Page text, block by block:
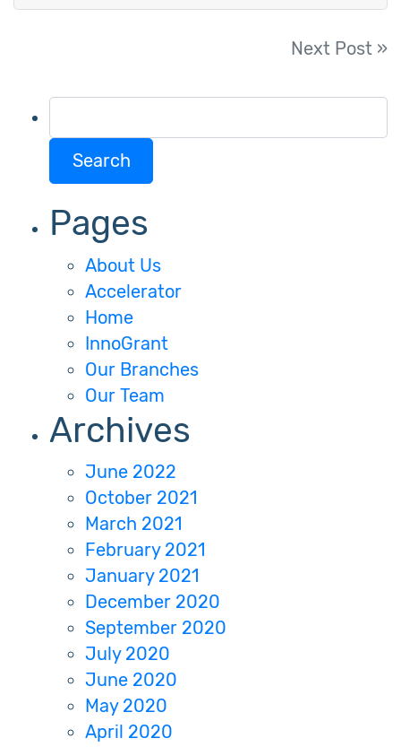
navigation
Next Post »
for:
Pages
About Us
Accelerator
Home
InnoGrant
Our Branches
Our Team
Archives
June 2022
October 2021
March 2021
February 2021
January 2021
December 2020
September 2020
July 2020
June 2020
May 2020
April 2020